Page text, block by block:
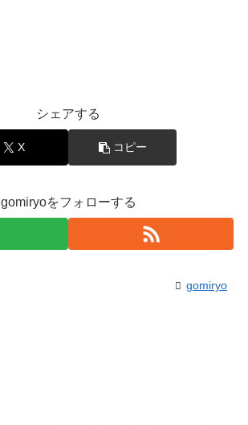
シェアする
X コピー
gomiryoをフォローする
gomiryo